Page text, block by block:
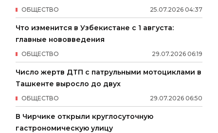
25.07.2026 04:37
ОБЩЕСТВО
Что изменится в Узбекистане с 1 августа:
главные нововведения
29.07.2026 06:19
ОБЩЕСТВО
Число жертв ДТП с патрульными мотоциклами в
Ташкенте выросло до двух
29.07.2026 06:50
ОБЩЕСТВО
В Чирчике открыли круглосуточную
гастрономическую улицу